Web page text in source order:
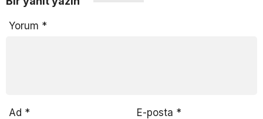
Yorum *
Ad * E-posta *